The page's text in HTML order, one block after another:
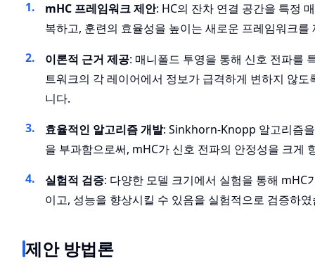
mHC 프레임워크 제안: HC의 잔차 연결 공간을 특정
복하고, 훈련의 효율성을 높이는 새로운 프레임워크를
이론적 근거 제공: 매니폴드 투영을 통해 신호 전파를
트워크의 각 레이어에서 정보가 급격하게 변하지 않
니다.
효율적인 알고리즘 개발: Sinkhorn-Knopp 알고리즘
을 부과함으로써, mHC가 신호 전파의 안정성을 크게
실험적 검증: 다양한 모델 크기에서 실험을 통해 mHC
이고, 성능을 향상시킬 수 있음을 실험적으로 검증하
제안 방법론